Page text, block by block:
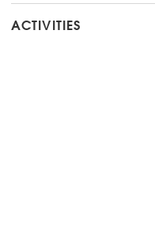
ACTIVITIES